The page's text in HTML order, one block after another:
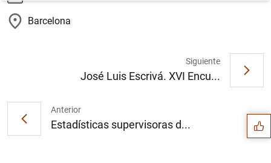
Barcelona
Anterior
Estadísticas supervisoras d...
Siguiente
José Luis Escrivá. XVI Encu... Sugerencias